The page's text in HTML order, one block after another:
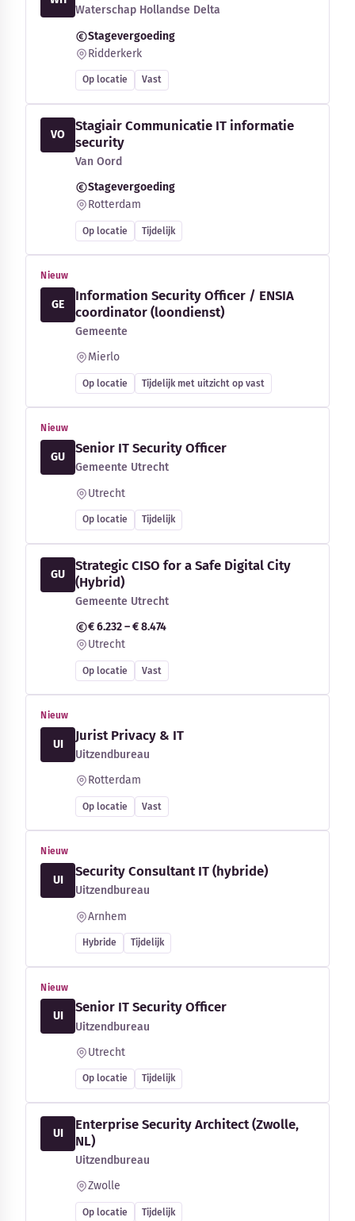
Waterschap Hollandse Delta
Stagevergoeding
Ridderkerk
Op locatie Vast
VO
Stagiair Communicatie IT informatie
security
Van Oord
Stagevergoeding
Rotterdam
Op locatie Tijdelijk
Nieuw
GE
Information Security Officer / ENSIA
coordinator (loondienst)
Gemeente
Mierlo
Op locatie Tijdelijk met uitzicht op vast
Nieuw
GU
Senior IT Security Officer
Gemeente Utrecht
Utrecht
Op locatie Tijdelijk
GU
Strategic CISO for a Safe Digital City
(Hybrid)
Gemeente Utrecht
€ 6.232 – € 8.474
Utrecht
Op locatie Vast
Nieuw
UI
Jurist Privacy & IT
Uitzendbureau
Rotterdam
Op locatie Vast
Nieuw
UI
Security Consultant IT (hybride)
Uitzendbureau
Arnhem
Hybride Tijdelijk
Nieuw
UI
Senior IT Security Officer
Uitzendbureau
Utrecht
Op locatie Tijdelijk
UI
Enterprise Security Architect (Zwolle,
NL)
Uitzendbureau
Zwolle
Op locatie Tijdelijk